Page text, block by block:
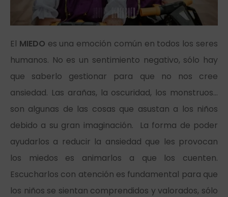
El MIEDO es una emoción común en todos los seres
humanos. No es un sentimiento negativo, sólo hay
que saberlo gestionar para que no nos cree
ansiedad. Las arañas, la oscuridad, los monstruos…
son algunas de las cosas que asustan a los niños
debido a su gran imaginación. La forma de poder
ayudarlos a reducir la ansiedad que les provocan
los miedos es animarlos a que los cuenten.
Escucharlos con atención es fundamental para que
los niños se sientan comprendidos y valorados, sólo